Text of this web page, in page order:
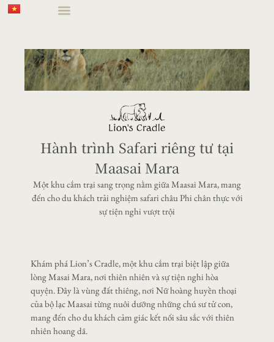
Hành trình Safari riêng tư tại
Maasai Mara
Một khu cắm trại sang trọng nằm giữa Maasai Mara, mang
đến cho du khách trải nghiệm safari châu Phi chân thực với
sự tiện nghi vượt trội
Khám phá Lion’s Cradle, một khu cắm trại biệt lập giữa
lòng Masai Mara, nơi thiên nhiên và sự tiện nghi hòa
quyện. Đây là vùng đất thiêng, nơi Nữ hoàng huyền thoại
của bộ lạc Maasai từng nuôi dưỡng những chú sư tử con,
mang đến cho du khách cảm giác kết nối sâu sắc với thiên
nhiên hoang dã.